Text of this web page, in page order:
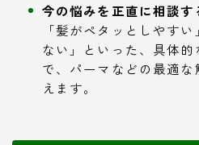
今の悩みを正直に相談す
「髪がペタッとしやす
ない」といった、具体的
で、パーマなどの最適
えます。